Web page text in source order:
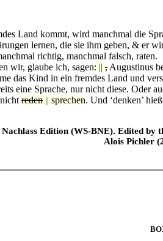
Land kommt, wird manchmal die
lernen, die sie ihm geben, & er
richtig, manchmal falsch, raten.
wir, glaube ich, sagen: || , Augustinus
das Kind in ein fremdes Land und
eine Sprache, nur nicht diese. Oder
reden || sprechen. Und ‘denken’
Edition (WS-BNE). Edited
Alois Pichler